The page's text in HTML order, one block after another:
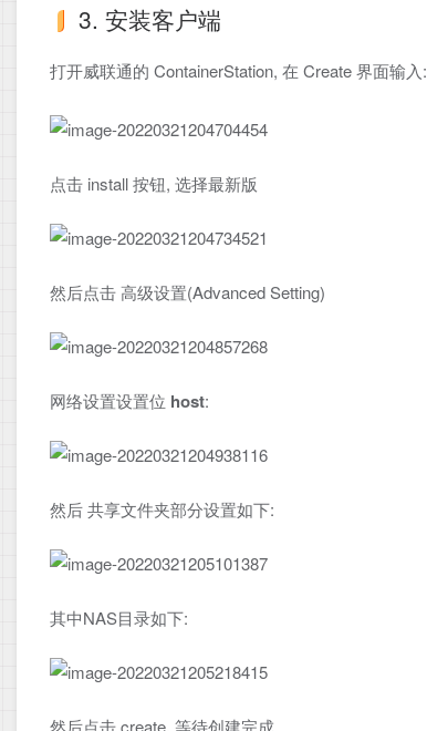
3. 安装客户端
打开威联通的 ContainerStation, 在 Create 界面输入:
点击 install 按钮, 选择最新版
然后点击 高级设置(Advanced Setting)
网络设置设置位 host:
然后 共享文件夹部分设置如下:
其中NAS目录如下:
然后点击 create, 等待创建完成